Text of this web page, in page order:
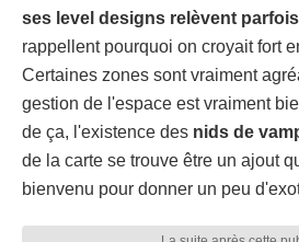
ses level designs relèvent
rappellent pourquoi on croyait fort
Certaines zones sont vraiment
gestion de l'espace est vraiment
de ça, l'existence des nids de
de la carte se trouve être un ajout
bienvenu pour donner un peu